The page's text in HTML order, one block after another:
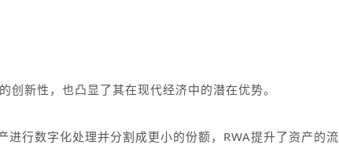
的创新性，也凸显了其在现代经济中的潜在优势。
行数字化处理并分割成更小的份额， RWA提升了资产的流